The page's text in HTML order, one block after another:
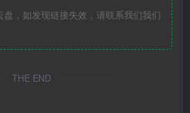
，如发现链接失效，请联系我们我们
THE END